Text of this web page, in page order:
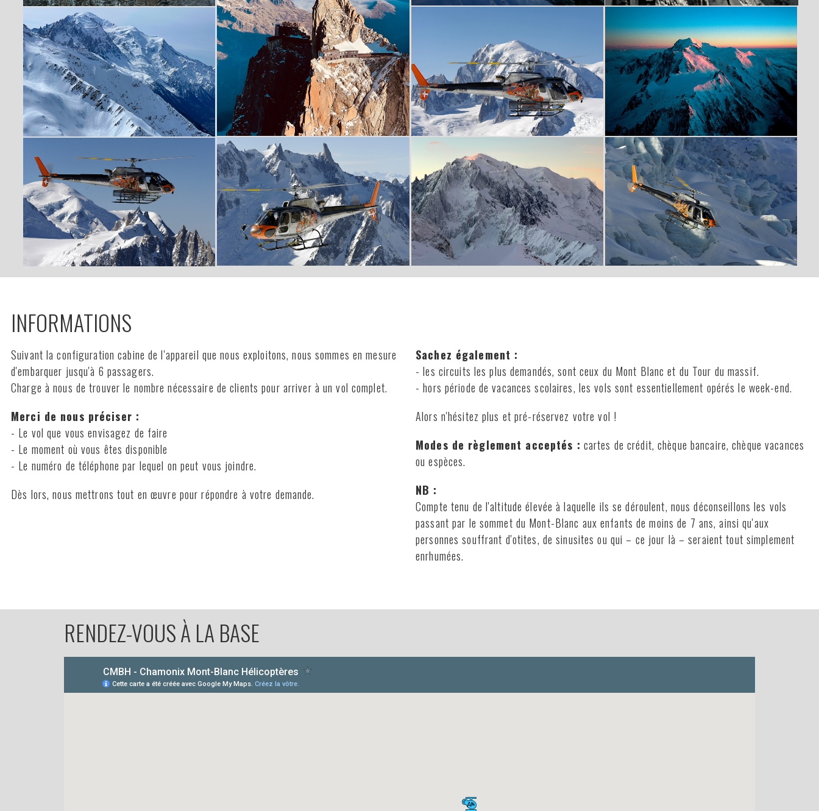
INFORMATIONS
Suivant la configuration cabine de l'appareil que nous exploitons, nous sommes en mesure
d'embarquer jusqu'à 6 passagers.
Charge à nous de trouver le nombre nécessaire de clients pour arriver à un vol complet.
Merci de nous préciser :
- Le vol que vous envisagez de faire
- Le moment où vous êtes disponible
- Le numéro de téléphone par lequel on peut vous joindre.
Dès lors, nous mettrons tout en œuvre pour répondre à votre demande.
Sachez également :
- les circuits les plus demandés, sont ceux du Mont Blanc et du Tour du massif.
- hors période de vacances scolaires, les vols sont essentiellement opérés le week-end.
Alors n'hésitez plus et pré-réservez votre vol !
Modes de règlement acceptés : cartes de crédit, chèque bancaire, chèque vacances
ou espèces.
NB :
Compte tenu de l'altitude élevée à laquelle ils se déroulent, nous déconseillons les vols
passant par le sommet du Mont-Blanc aux enfants de moins de 7 ans, ainsi qu'aux
personnes souffrant d'otites, de sinusites ou qui – ce jour là – seraient tout simplement
enrhumées.
RENDEZ-VOUS À LA BASE